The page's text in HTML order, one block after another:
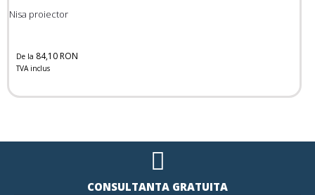
Nisa proiector
De la 84,10 RON
TVA inclus
CONSULTANTA GRATUITA